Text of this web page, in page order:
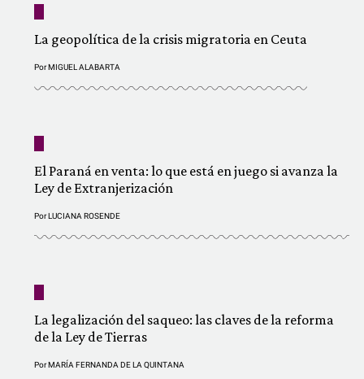
La geopolítica de la crisis migratoria en Ceuta
PorMIGUEL ALABARTA
El Paraná en venta: lo que está en juego si avanza la
Ley de Extranjerización
PorLUCIANA ROSENDE
La legalización del saqueo: las claves de la reforma
de la Ley de Tierras
PorMARÍA FERNANDA DE LA QUINTANA